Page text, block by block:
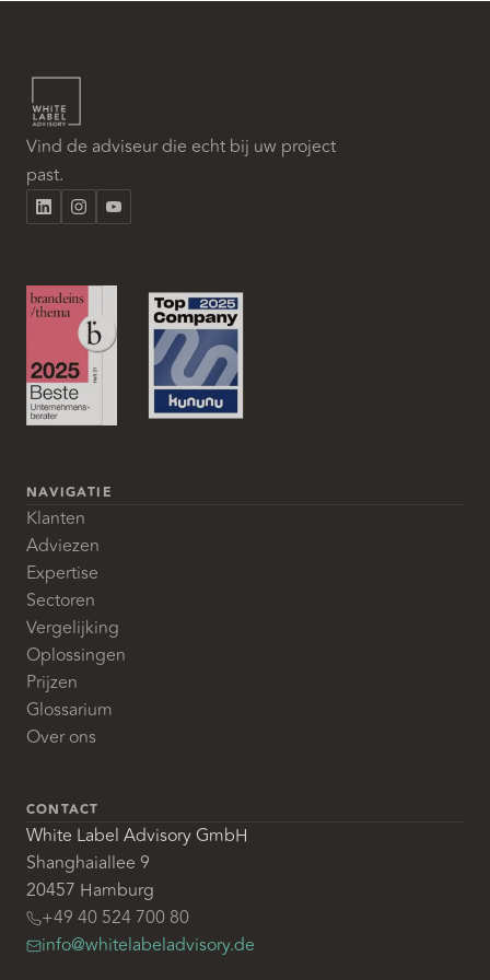
Vind de adviseur die echt bij uw project
past.
NAVIGATIE
Klanten
Adviezen
Expertise
Sectoren
Vergelijking
Oplossingen
Prijzen
Glossarium
Over ons
CONTACT
White Label Advisory GmbH
Shanghaiallee 9
20457 Hamburg
+49 40 524 700 80
info@whitelabeladvisory.de